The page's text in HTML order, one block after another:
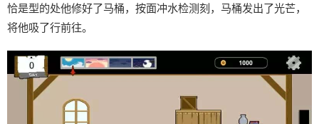
恰是型的处他修好了马桶，按面冲水检测刻，马桶发出了光芒，
将他吸了行前往。